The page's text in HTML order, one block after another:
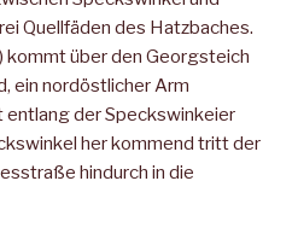
Quellfäden des Hatzbaches.
kommt über den Georgsteich
ein nordöstlicher Arm
entlang der Speckswinkeier
her kom­mend tritt der
hindurch in die